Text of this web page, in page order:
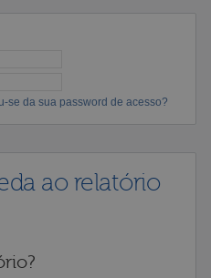
se da sua password de acesso?
ao relatório